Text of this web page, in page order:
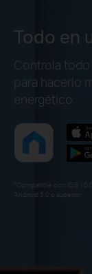
Todo en
Controla
para hacerlo
energético.
*Compatible con iOS
Android 5.0 o superior